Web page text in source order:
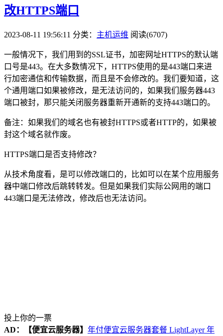
改HTTPS端口
2023-08-11 19:56:11 分类： 主机运维 阅读(6707)
一般情况下，我们用到的SSL证书，加密网址HTTPS的默认端
口号是443。在大多数情况下，HTTPS使用的是443端口来进
行加密通信和传输数据，而且是不会修改的。我们要知道，这
个通用端口如果被修改，是无法访问的，如果我们服务器443
端口被封，那只能关闭服务器重新开通新的支持443端口的。
备注：如果我们的域名也有被封HTTPS或者HTTP的，如果被
封这个域名就作废。
HTTPS端口是否支持修改？
从技术角度看，是可以修改端口的，比如可以在某个应用服务
器中端口修改后跳转转发。但是如果我们实际公网用的端口
443端口是无法修改，修改后也无法访问。
投上你的一票
AD：
【便宜云服务器】 年付便宜云服务器套餐 LightLayer 年